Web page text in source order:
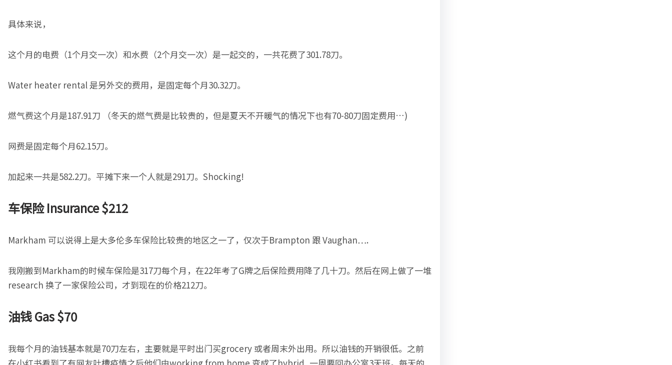
具体来说，
这个月的电费（1个月交一次）和水费（2个月交一次）是一起交的，一共花费了301.78刀。
Water heater rental 是另外交的费用，是固定每个月30.32刀。
燃气费这个月是187.91刀 （冬天的燃气费是比较贵的，但是夏天不开暖气的情况下也有70-80刀固定费用…)
网费是固定每个月62.15刀。
加起来一共是582.2刀。平摊下来一个人就是291刀。Shocking!
车保险Insurance $212
Markham 可以说得上是大多伦多车保险比较贵的地区之一了，仅次于Brampton 跟 Vaughan….
我刚搬到Markham的时候车保险是317刀每个月，在22年考了G牌之后保险费用降了几十刀。然后在网上做了一堆
research 换了一家保险公司，才到现在的价格212刀。
油钱Gas $70
我每个月的油钱基本就是70刀左右，主要就是平时出门买grocery 或者周末外出用。所以油钱的开销很低。之前